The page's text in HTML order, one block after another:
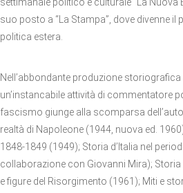
suo posto a “La Stampa”, dove divenne
politica estera.
Nell’abbondante produzione
un’instancabile attività di commentatore
fascismo giunge alla scomparsa
realtà di Napoleone (1944, nuova ed.
1848-1849 (1949); Storia d’Italia nel
collaborazione con Giovanni Mira);
e figure del Risorgimento (1961); Miti e